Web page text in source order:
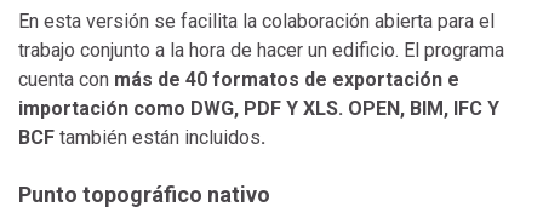
En esta versión se facilita la colaboración abierta para el
trabajo conjunto a la hora de hacer un edificio. El programa
cuenta con más de 40 formatos de exportación e
importación como DWG, PDF Y XLS. OPEN, BIM, IFC Y
BCF también están incluidos.
Punto topográfico nativo